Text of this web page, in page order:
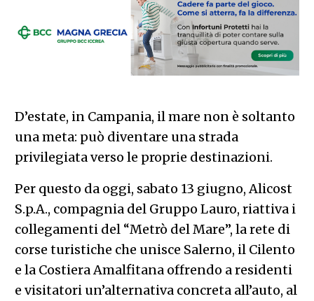
D’estate, in Campania, il mare non è soltanto
una meta: può diventare una strada
privilegiata verso le proprie destinazioni.
Per questo da oggi, sabato 13 giugno, Alicost
S.p.A., compagnia del Gruppo Lauro, riattiva i
collegamenti del “Metrò del Mare”, la rete di
corse turistiche che unisce Salerno, il Cilento
e la Costiera Amalfitana offrendo a residenti
e visitatori un’alternativa concreta all’auto, al